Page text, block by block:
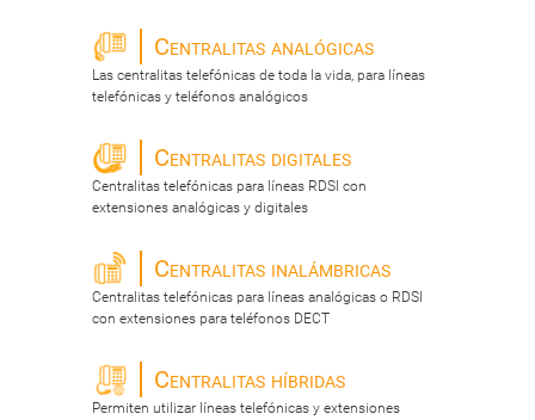
Centralitas analógicas
Las centralitas telefónicas de toda la vida, para líneas
telefónicas y teléfonos analógicos
Centralitas digitales
Centralitas telefónicas para líneas RDSI con
extensiones analógicas y digitales
Centralitas inalámbricas
Centralitas telefónicas para líneas analógicas o RDSI
con extensiones para teléfonos DECT
Centralitas híbridas
Permiten utilizar líneas telefónicas y extensiones